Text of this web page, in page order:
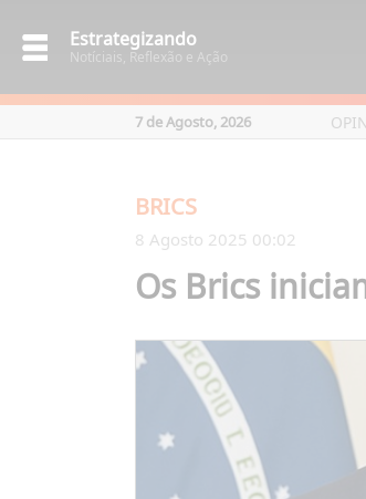
Estrategizando
Notíciais, Reflexão e Ação
7 de Agosto, 2026
BRICS
8 Agosto 2025 00:02
Os Brics